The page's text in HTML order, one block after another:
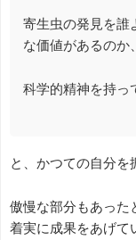
寄生虫の発見を誰
な価値があるのか
科学的精神を持っ
と、かつての自分を
傲慢な部分もあった
着実に成果をあげて